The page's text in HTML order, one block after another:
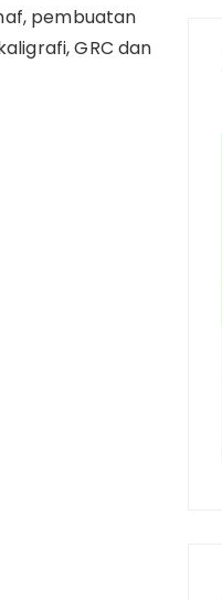
pembuatan
GRC dan